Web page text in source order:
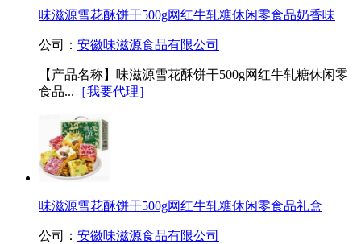
味滋源雪花酥饼干500g网红牛轧糖休闲零食品奶香味
公司： 安徽味滋源食品有限公司
【产品名称】味滋源雪花酥饼干500g网红牛轧糖休闲零
食品... ［我要代理］
味滋源雪花酥饼干500g网红牛轧糖休闲零食品礼盒
公司： 安徽味滋源食品有限公司